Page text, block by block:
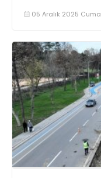
05 Aralık 2025 Cuma